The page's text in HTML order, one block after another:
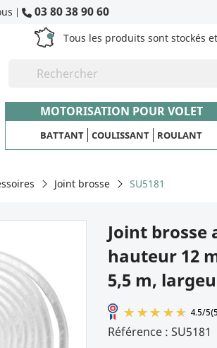
| 03 80 38 90 60
Tous les produits sont stockés
MOTORISATION POUR VOLET
BATTANT COULISSANT ROULANT
Joint brosse SU5181
Joint brosse
hauteur 12
5,5 m,
Référence :SU5181